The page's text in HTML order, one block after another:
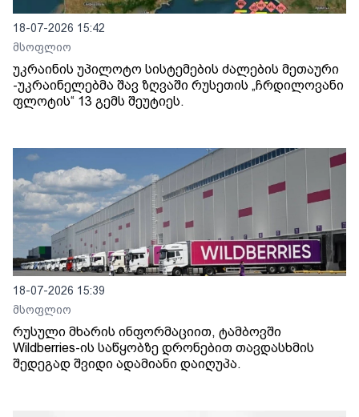
18-07-2026 15:42
მსოფლიო
უკრაინის უპილოტო სისტემების ძალების მეთაური
-უკრაინელებმა შავ ზღვაში რუსეთის „ჩრდილოვანი
ფლოტის“ 13 გემს შეუტიეს.
18-07-2026 15:39
მსოფლიო
რუსული მხარის ინფორმაციით, ტამბოვში
Wildberries-ის საწყობზე დრონებით თავდასხმის
შედეგად შვიდი ადამიანი დაიღუპა.